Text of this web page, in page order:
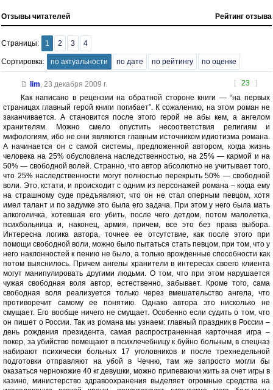
Отзывы читателей Рейтинг отзыва
Страницы: 1 2 3 4
Сортировка: по актуальности по дате по рейтингу по оценке
[ 23 ]
lim, 23 декабря 2009 г.
Как написано в рецензии на обратной стороне книги — “на первых
страницах главный герой книги погибает”. К сожалению, на этом роман не
заканчивается. А становится после этого герой не абы кем, а ангелом
хранителям. Можно смело опустить несоответствия религиям и
мифологиям, ибо не они являются главным источником идиотизма романа.
А начинается он с самой системы, предложенной автором, когда жизнь
человека на 25% обусловлена наследственностью, на 25% — кармой и на
50% — свободной волей. Странно, что автор абсолютно не учитывает того,
что 25% наследственности могут полностью перекрыть 50% — свободной
воли. Это, кстати, и происходит с одним из персонажей романа – когда ему
на страшному суде предъявляют, что он не стал оперным певцом, хотя
имел талант и по задумке это была его задача. При этом у него была мать
алкоголичка, хотевшая его убить, после чего детдом, потом малолетка,
психбольница и, наконец, армия, причем, все это без права выбора.
Интересна логика автора, точнее ее отсутствие, как после этого при
помощи свободной воли, можно было пытаться стать певцом, при том, что у
него наклонностей к пению не было, а только врожденные способности как
потом выяснилось. Причем ангелы хранители в интересах своего клиента
могут манипулировать другими людьми. О том, что при этом нарушается
чужая свободная воля автор, естественно, забывает. Кроме того, сама
свободная воля реализуется только через вмешательство ангела, что
противоречит самому ее понятию. Однако автора это нисколько не
смущает. Его вообще ничего не смущает. Особенно если судить о том, что
он пишет о России. Так из романа мы узнаем: главный праздник в России –
день рождения президента, самая распространенная карточная игра –
покер, за убийство помещают в психлечебницу к буйно больным, в спецназ
набирают психически больных 17 уголовников и после трехнедельной
подготовки отправляют на убой в Чечню, там же запросто могли бы
оказаться чернокожие 40 кг девушки, можно припеваючи жить за счет игры в
казино, министерство здравоохранения выделяет огромные средства на